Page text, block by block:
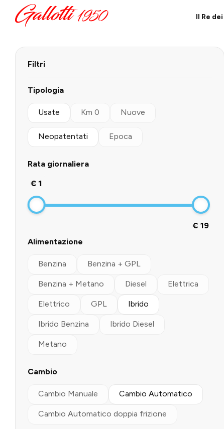
Il Re
Filtri
Tipologia
Usate Km 0 Nuove
Neopatentati Epoca
Rata giornaliera
€ 1
€ 19
Alimentazione
Benzina Benzina + GPL
Benzina + Metano Diesel Elettrica
Elettrico GPL Ibrido
Ibrido Benzina Ibrido Diesel
Metano
Cambio
Cambio Manuale Cambio Automatico
Cambio Automatico doppia frizione